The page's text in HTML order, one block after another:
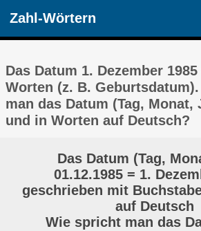
Zahl-Wörtern
Das Datum 1. Dezember
Worten (z. B.
man das Datum (Tag, Monat,
und in Worten auf Deutsch?
Das Datum (Tag,
01.12.1985 = 1.
geschrieben mit
auf Deutsch
Wie spricht man das